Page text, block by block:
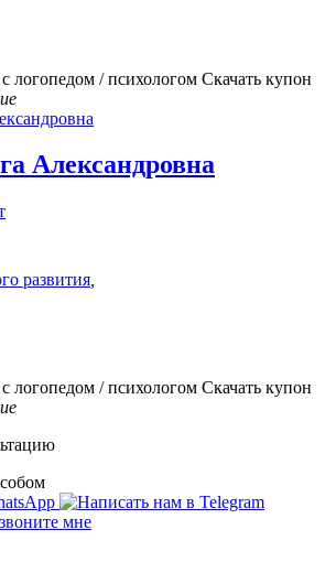
Скачать купон
Александровна
развития
Скачать купон
мне